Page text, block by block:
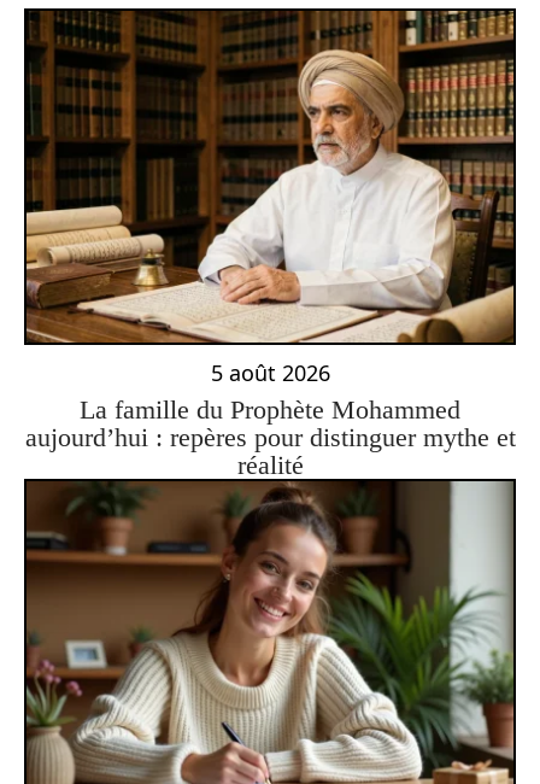
5 août 2026
La famille du Prophète Mohammed
aujourd’hui : repères pour distinguer mythe et
réalité